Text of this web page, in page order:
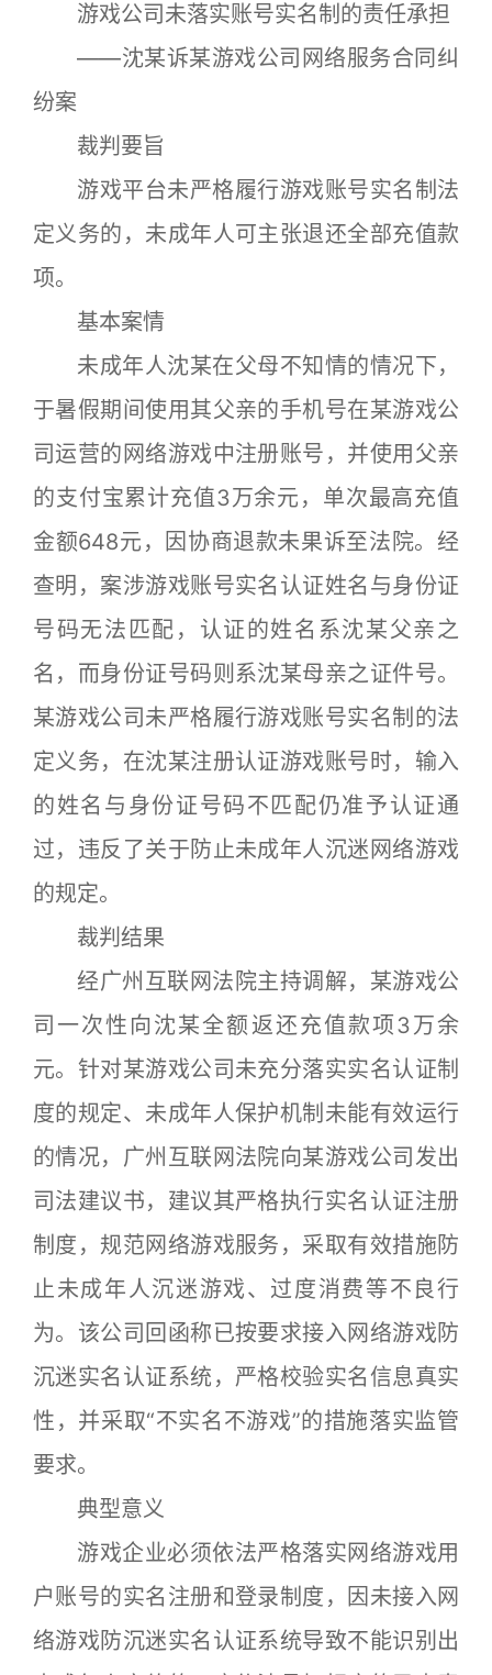
游戏公司未落实账号实名制的责任承担
——沈某诉某游戏公司网络服务合同纠
纷案
裁判要旨
游戏平台未严格履行游戏账号实名制法
定义务的，未成年人可主张退还全部充值款
项。
基本案情
未成年人沈某在父母不知情的情况下，
于暑假期间使用其父亲的手机号在某游戏公
司运营的网络游戏中注册账号，并使用父亲
的支付宝累计充值3万余元，单次最高充值
金额648元，因协商退款未果诉至法院。经
查明，案涉游戏账号实名认证姓名与身份证
号码无法匹配，认证的姓名系沈某父亲之
名，而身份证号码则系沈某母亲之证件号。
某游戏公司未严格履行游戏账号实名制的法
定义务，在沈某注册认证游戏账号时，输入
的姓名与身份证号码不匹配仍准予认证通
过，违反了关于防止未成年人沉迷网络游戏
的规定。
裁判结果
经广州互联网法院主持调解，某游戏公
司一次性向沈某全额返还充值款项3万余
元。针对某游戏公司未充分落实实名认证制
度的规定、未成年人保护机制未能有效运行
的情况，广州互联网法院向某游戏公司发出
司法建议书，建议其严格执行实名认证注册
制度，规范网络游戏服务，采取有效措施防
止未成年人沉迷游戏、过度消费等不良行
为。该公司回函称已按要求接入网络游戏防
沉迷实名认证系统，严格校验实名信息真实
性，并采取“不实名不游戏”的措施落实监管
要求。
典型意义
游戏企业必须依法严格落实网络游戏用
户账号的实名注册和登录制度，因未接入网
络游戏防沉迷实名认证系统导致不能识别出